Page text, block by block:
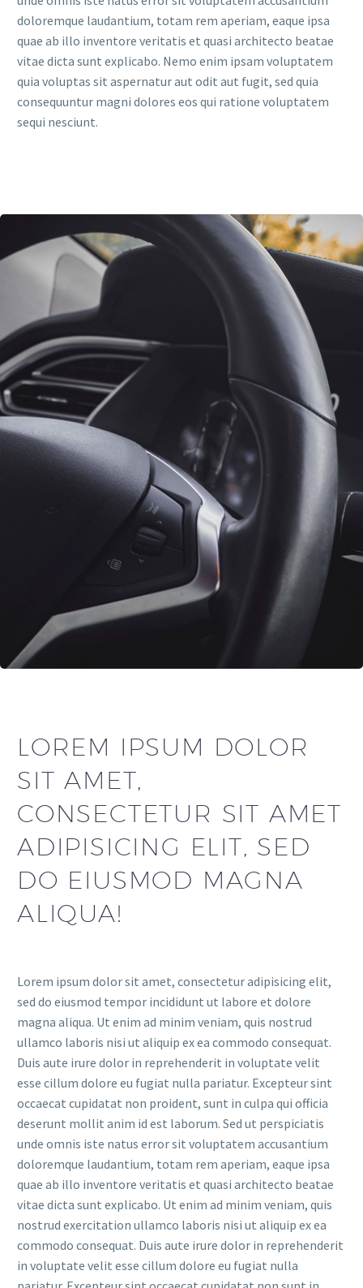
doloremque laudantium, totam rem aperiam, eaque ipsa
quae ab illo inventore veritatis et quasi architecto beatae
vitae dicta sunt explicabo. Nemo enim ipsam voluptatem
quia voluptas sit aspernatur aut odit aut fugit, sed quia
consequuntur magni dolores eos qui ratione voluptatem
sequi nesciunt.
LOREM IPSUM DOLOR
SIT AMET,
CONSECTETUR SIT AMET
ADIPISICING ELIT, SED
DO EIUSMOD MAGNA
ALIQUA!
Lorem ipsum dolor sit amet, consectetur adipisicing elit,
sed do eiusmod tempor incididunt ut labore et dolore
magna aliqua. Ut enim ad minim veniam, quis nostrud
ullamco laboris nisi ut aliquip ex ea commodo consequat.
Duis aute irure dolor in reprehenderit in voluptate velit
esse cillum dolore eu fugiat nulla pariatur. Excepteur sint
occaecat cupidatat non proident, sunt in culpa qui officia
deserunt mollit anim id est laborum. Sed ut perspiciatis
unde omnis iste natus error sit voluptatem accusantium
doloremque laudantium, totam rem aperiam, eaque ipsa
quae ab illo inventore veritatis et quasi architecto beatae
vitae dicta sunt explicabo. Ut enim ad minim veniam, quis
nostrud exercitation ullamco laboris nisi ut aliquip ex ea
commodo consequat. Duis aute irure dolor in reprehenderit
in voluptate velit esse cillum dolore eu fugiat nulla